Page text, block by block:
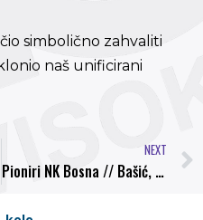
simbolično zahvaliti
naš unificirani
NEXT
Pioniri NK Bosna // Bašić, Hasanović i Kurpejević na spisku selektora reprezentacije ZDK